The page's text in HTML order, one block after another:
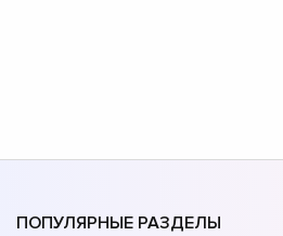
ПОПУЛЯРНЫЕ РАЗДЕЛЫ